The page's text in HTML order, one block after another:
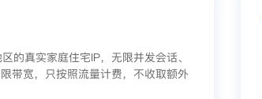
的真实家庭住宅IP，无限并发会话、
带宽，只按照流量计费，不收取额外